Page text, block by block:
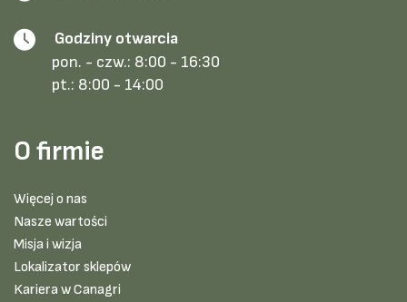
Godziny otwarcia
pon. - czw.: 8:00 - 16:30
pt.: 8:00 - 14:00
O firmie
Więcej o nas
Nasze wartości
Misja i wizja
Lokalizator sklepów
Kariera w Canagri